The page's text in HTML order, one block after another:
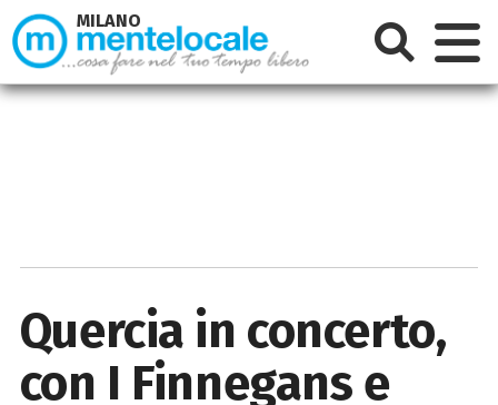
Quercia in concerto,
con I Finnegans e
MILANO